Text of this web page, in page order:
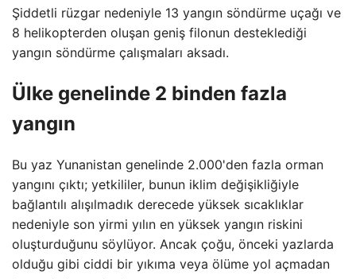
Şiddetli rüzgar nedeniyle 13 yangın söndürme uçağı ve
8 helikopterden oluşan geniş filonun desteklediği
yangın söndürme çalışmaları aksadı.
Ülke genelinde 2 binden fazla
yangın
Bu yaz Yunanistan genelinde 2.000'den fazla orman
yangını çıktı; yetkililer, bunun iklim değişikliğiyle
bağlantılı alışılmadık derecede yüksek sıcaklıklar
nedeniyle son yirmi yılın en yüksek yangın riskini
oluşturduğunu söylüyor. Ancak çoğu, önceki yazlarda
olduğu gibi ciddi bir yıkıma veya ölüme yol açmadan